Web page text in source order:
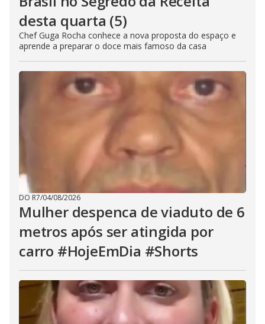
desta quarta (5)
Chef Guga Rocha conhece a nova proposta do espaço e
aprende a preparar o doce mais famoso da casa
DO R7/04/08/2026
Mulher despenca de viaduto de 6
metros após ser atingida por
carro #HojeEmDia #Shorts